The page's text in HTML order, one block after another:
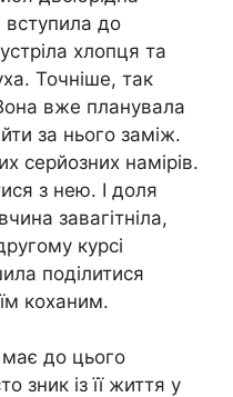
вступила до
хлопця та
Точніше, так
вже планувала
за нього заміж.
серйозних намірів.
з нею. І доля
завагітніла,
курсі
поділитися
коханим.
до цього
зник із її життя у